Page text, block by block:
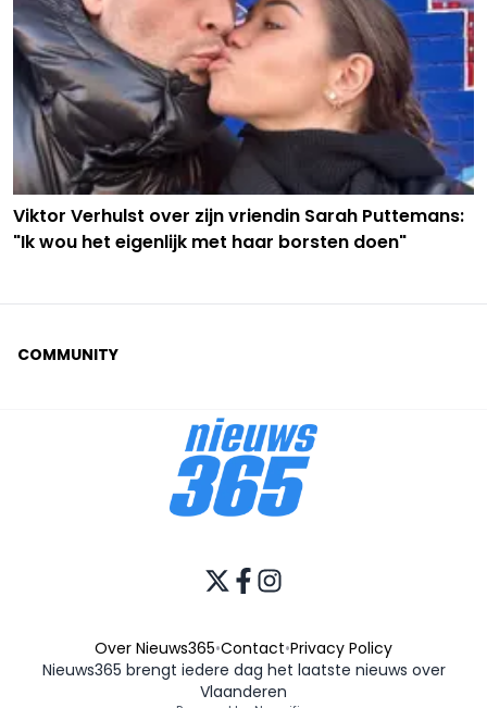
Viktor Verhulst over zijn vriendin Sarah Puttemans:
"Ik wou het eigenlijk met haar borsten doen"
COMMUNITY
Over Nieuws365•Contact•Privacy Policy
Nieuws365 brengt iedere dag het laatste nieuws over
Vlaanderen